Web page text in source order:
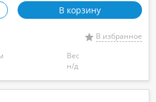
В корзину
В избранное
Вес
н/д